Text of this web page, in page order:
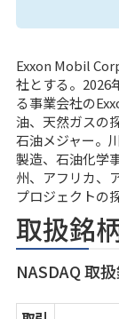
Exxon Mobil
社とする。2026
る事業会社の
油、天然ガスの
石油メジャー。
製造、石油化学
州、アフリカ、
プロジェクトの
取扱銘
NASDAQ 取